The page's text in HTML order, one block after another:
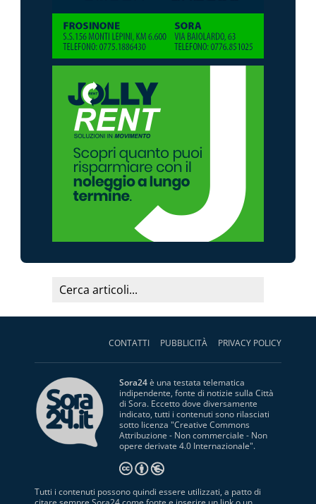
CONTATTI PUBBLICITÀ PRIVACY POLICY
Sora24è una testata telematica
indipendente, fonte di notizie sulla Città
di Sora. Eccetto dove diversamente
indicato, tutti i contenuti sono rilasciati
sotto licenza "Creative Commons
Attribuzione - Non commerciale - Non
opere derivate 4.0 Internazionale".
Tutti i contenuti possono quindi essere utilizzati, a patto di